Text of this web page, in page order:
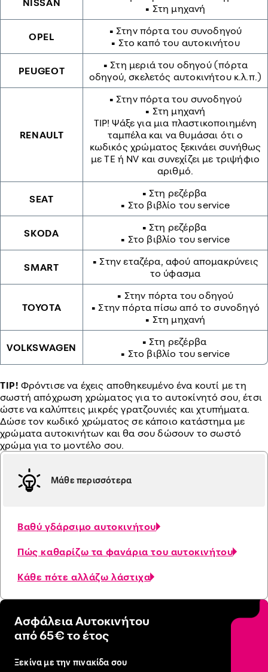
NISSAN
• Στη μηχανή
OPEL
• Στην πόρτα του συνοδηγού
• Στο καπό του αυτοκινήτου
PEUGEOT
• Στη μεριά του οδηγού (πόρτα
οδηγού, σκελετός αυτοκινήτου κ.λ.π.)
RENAULT
• Στην πόρτα του συνοδηγού
• Στη μηχανή
TIP! Ψάξε για μια πλαστικοποιημένη
ταμπέλα και να θυμάσαι ότι ο
κωδικός χρώματος ξεκινάει συνήθως
με TE ή NV και συνεχίζει με τριψήφιο
αριθμό.
SEAT
• Στη ρεζέρβα
• Στο βιβλίο του service
SKODA
• Στη ρεζέρβα
• Στο βιβλίο του service
SMART
• Στην εταζέρα, αφού απομακρύνεις
το ύφασμα
TOYOTA
• Στην πόρτα του οδηγού
• Στην πόρτα πίσω από το συνοδηγό
• Στη μηχανή
VOLKSWAGEN
• Στη ρεζέρβα
• Στο βιβλίο του service
TIP! Φρόντισε να έχεις αποθηκευμένο ένα κουτί με τη
σωστή απόχρωση χρώματος για το αυτοκίνητό σου, έτσι
ώστε να καλύπτεις μικρές γρατζουνιές και χτυπήματα.
Δώσε τον κωδικό χρώματος σε κάποιο κατάστημα με
χρώματα αυτοκινήτων και θα σου δώσουν το σωστό
χρώμα για το μοντέλο σου.
Μάθε περισσότερα
Βαθύ γδάρσιμο αυτοκινήτου
Πώς καθαρίζω τα φανάρια του αυτοκινήτου
Κάθε πότε αλλάζω λάστιχα
Ασφάλεια Αυτοκινήτου
από 65€ το έτος
Ξεκίνα με την πινακίδα σου